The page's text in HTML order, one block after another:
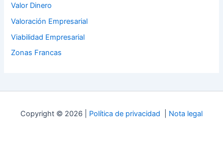
Valor Dinero
Valoración Empresarial
Viabilidad Empresarial
Zonas Francas
Copyright © 2026 | Política de privacidad Nota legal